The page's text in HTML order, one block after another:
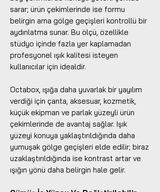
sarar; ürün çekimlerinde ise formu
belirgin ama gölge geçişleri kontrollü bir
aydınlatma sunar. Bu ölçü, özellikle
stüdyo içinde fazla yer kaplamadan
profesyonel ışık kalitesi isteyen
kullanıcılar için idealdir.
Octabox, ışığa daha yuvarlak bir yayılım
verdiği için çanta, aksesuar, kozmetik,
küçük ekipman ve parlak yüzeyli ürün
çekimlerinde de avantaj sağlar. Işık
yüzeyi konuya yaklaştırıldığında daha
yumuşak gölge geçişleri elde edilir; biraz
uzaklaştırıldığında ise kontrast artar ve
ışığın yönü daha belirgin hale gelir.